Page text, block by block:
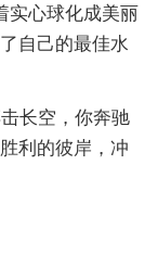
实心球化成美丽
自己的最佳水
长空，你奔驰
利的彼岸，冲